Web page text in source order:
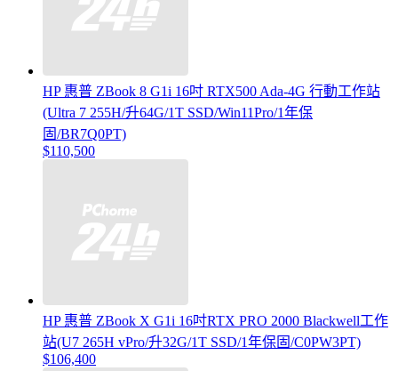
HP 惠普 ZBook 8 G1i 16吋 RTX500 Ada-4G 行動工作站
(Ultra 7 255H/升64G/1T SSD/Win11Pro/1年保
固/BR7Q0PT)
$110,500
HP 惠普 ZBook X G1i 16吋RTX PRO 2000 Blackwell工作
站(U7 265H vPro/升32G/1T SSD/1年保固/C0PW3PT)
$106,400